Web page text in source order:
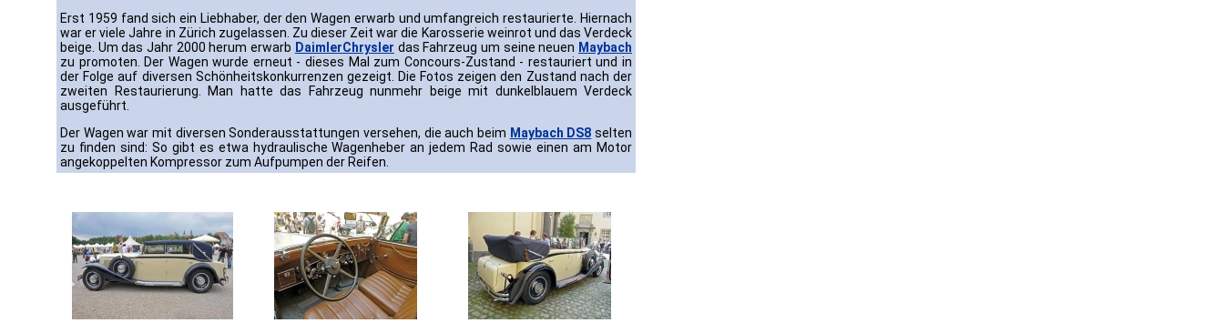
Erst 1959 fand sich ein Liebhaber, der den Wagen erwarb und umfangreich restaurierte. Hiernach
war er viele Jahre in Zürich zugelassen. Zu dieser Zeit war die Karosserie weinrot und das Verdeck
beige. Um das Jahr 2000 herum erwarb DaimlerChrysler das Fahrzeug um seine neuen Maybach
zu promoten. Der Wagen wurde erneut - dieses Mal zum Concours-Zustand - restauriert und in
der Folge auf diversen Schönheitskonkurrenzen gezeigt. Die Fotos zeigen den Zustand nach der
zweiten Restaurierung. Man hatte das Fahrzeug nunmehr beige mit dunkelblauem Verdeck
ausgeführt.
Der Wagen war mit diversen Sonderausstattungen versehen, die auch beim Maybach DS8 selten
zu finden sind: So gibt es etwa hydraulische Wagenheber an jedem Rad sowie einen am Motor
angekoppelten Kompressor zum Aufpumpen der Reifen.